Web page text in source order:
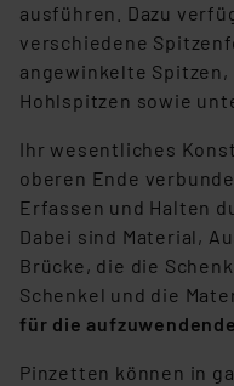
ausführen. Dazu
verschiedene
angewinkelte
Hohlspitzen sowie
Ihr wesentliches
oberen Ende
Erfassen und Halten
Dabei sind Material,
Brücke, die die
Schenkel und die
für die
Pinzetten können in